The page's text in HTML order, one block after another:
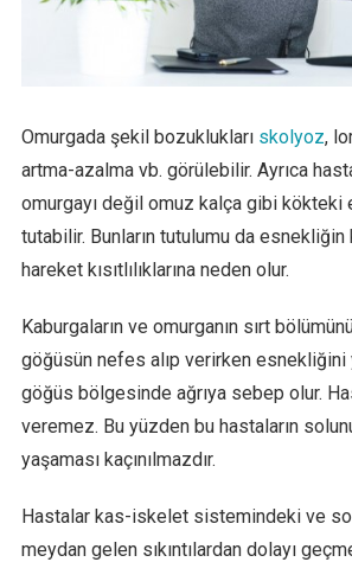
Omurgada şekil bozuklukları skolyoz,
artma-azalma vb. görülebilir. Ayrıca
omurgayı değil omuz kalça gibi kökteki
tutabilir. Bunların tutulumu da esnekliğin
hareket kısıtlılıklarına neden olur.
Kaburgaların ve omurganın sırt
göğüsün nefes alıp verirken
göğüs bölgesinde ağrıya sebep olur.
veremez. Bu yüzden bu hastaların
yaşaması kaçınılmazdır.
Hastalar kas-iskelet sistemindeki ve
meydan gelen sıkıntılardan dolayı